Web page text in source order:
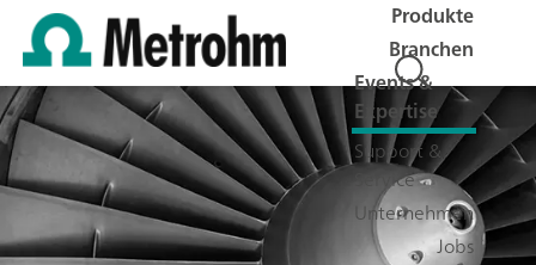
Produkte
Branchen
Events &
Expertise
Support &
Service
Unternehmen
Jobs